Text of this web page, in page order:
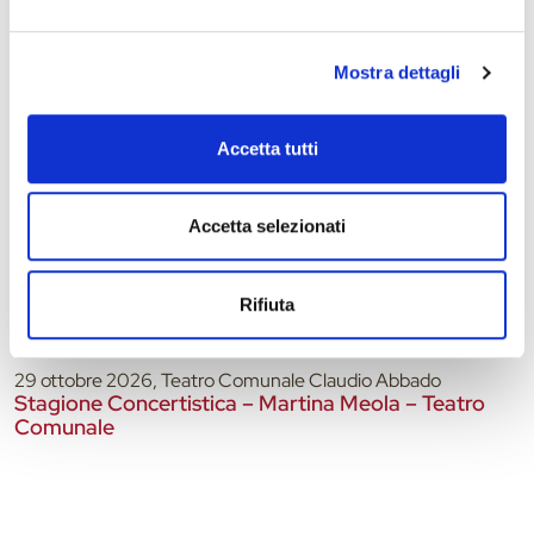
Mostra dettagli
Accetta tutti
Accetta selezionati
Rifiuta
29 ottobre 2026
Stagione concertistica 2026/2027 – Teatro
29 ottobre 2026, Teatro Comunale Claudio Abbado
Stagione Concertistica – Martina Meola – Teatro
Comunale